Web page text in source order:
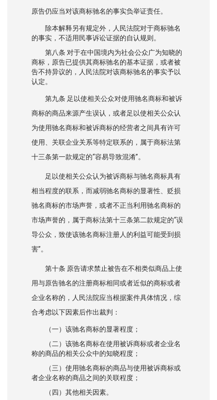
原告仍应当对该商标驰名的事实负举证责任。
除本解释另有规定外，人民法院对于商标驰名
的事实，不适用民事诉讼证据的自认规则。
第八条 对于在中国境内为社会公众广为知晓的
商标，原告已提供其商标驰名的基本证据，或者被
告不持异议的，人民法院对该商标驰名的事实予以
认定。
第九条 足以使相关公众对使用驰名商标和被诉
商标的商品来源产生误认，或者足以使相关公众认
为使用驰名商标和被诉商标的经营者之间具有许可
使用、关联企业关系等特定联系的，属于商标法第
十三条第一款规定的“容易导致混淆”。
足以使相关公众认为被诉商标与驰名商标具有
相当程度的联系，而减弱驰名商标的显著性、贬损
驰名商标的市场声誉，或者不正当利用驰名商标的
市场声誉的，属于商标法第十三条第二款规定的“误
导公众，致使该驰名商标注册人的利益可能受到损
害”。
第十条 原告请求禁止被告在不相类似商品上使
用与原告驰名的注册商标相同或者近似的商标或者
企业名称的，人民法院应当根据案件具体情况，综
合考虑以下因素后作出裁判：
（一）该驰名商标的显著程度；
（二）该驰名商标在使用被诉商标或者企业名
称的商品的相关公众中的知晓程度；
（三）使用驰名商标的商品与使用被诉商标或
者企业名称的商品之间的关联程度；
（四）其他相关因素。